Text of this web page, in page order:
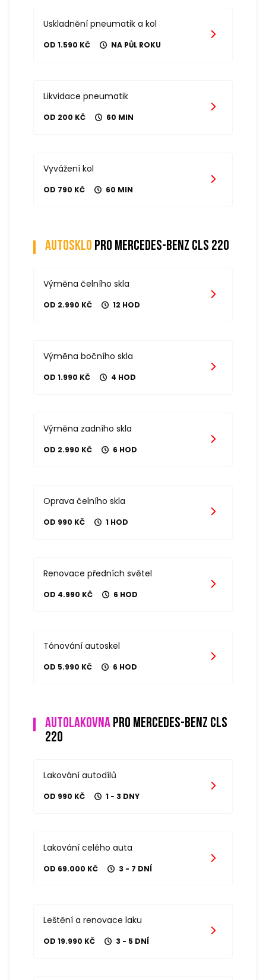
Uskladnění pneumatik a kol
OD 1.590 KČ NA PŮL ROKU
Likvidace pneumatik
OD 200 KČ 60 MIN
Vyvážení kol
OD 790 KČ 60 MIN
Autosklo pro mercedes-benz cls 220
Výměna čelního skla
OD 2.990 KČ 12 HOD
Výměna bočního skla
OD 1.990 KČ 4 HOD
Výměna zadního skla
OD 2.990 KČ 6 HOD
Oprava čelního skla
OD 990 KČ 1 HOD
Renovace předních světel
OD 4.990 KČ 6 HOD
Tónování autoskel
OD 5.990 KČ 6 HOD
Autolakovna pro mercedes-benz cls
220
Lakování autodílů
OD 990 KČ 1 - 3 DNY
Lakování celého auta
OD 69.000 KČ 3 - 7 DNÍ
Leštění a renovace laku
OD 19.990 KČ 3 - 5 DNÍ